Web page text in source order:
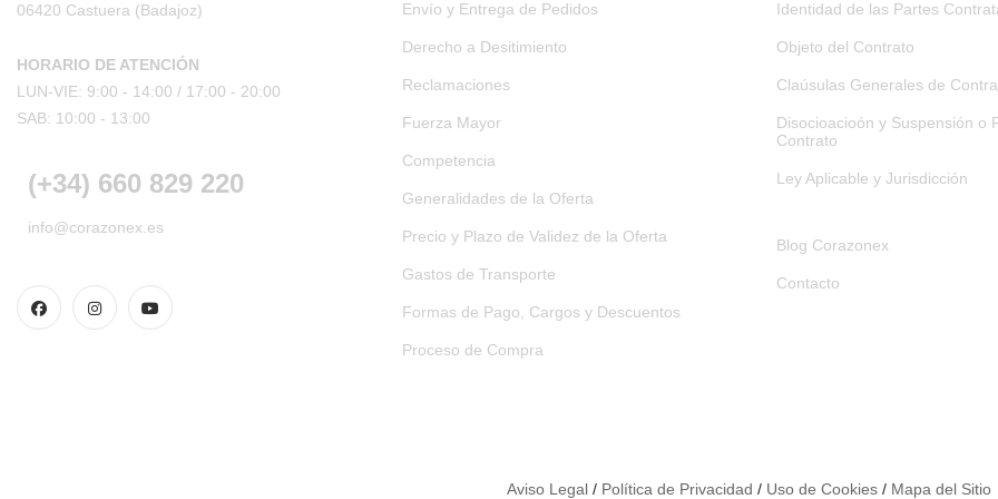
06420 Castuera (Badajoz)
HORARIO DE ATENCIÓN
LUN-VIE: 9:00 - 14:00 / 17:00 - 20:00
SAB: 10:00 - 13:00
(+34) 660 829 220
info@corazonex.es
Envío y Entrega de Pedidos
Derecho a Desitimiento
Reclamaciones
Fuerza Mayor
Competencia
Generalidades de la Oferta
Precio y Plazo de Validez de la Oferta
Gastos de Transporte
Formas de Pago, Cargos y Descuentos
Proceso de Compra
Identidad de las Partes
Objeto del Contrato
Claúsulas Generales de
Disocioacioón y Suspensión o
Contrato
Ley Aplicable y Jurisdicción
Blog Corazonex
Contacto
Aviso Legal/ Política de Privacidad / Uso de Cookies/ Mapa del Sitio